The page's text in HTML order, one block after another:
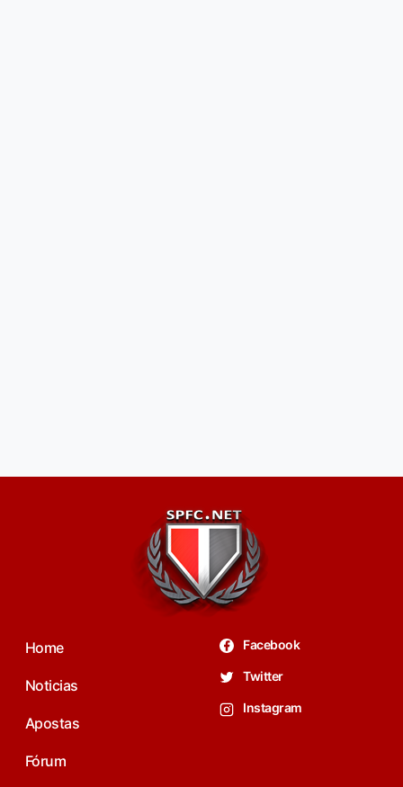
Home
Noticias
Apostas
Fórum
Facebook
Twitter
Instagram